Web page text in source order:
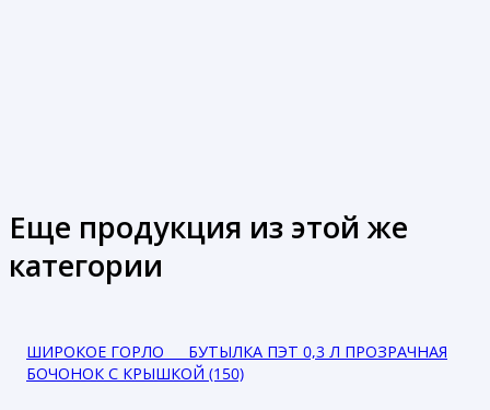
Еще продукция из этой же
категории
ШИРОКОЕ ГОРЛО___ БУТЫЛКА ПЭТ 0,3 Л ПРОЗРАЧНАЯ
БОЧОНОК С КРЫШКОЙ (150)